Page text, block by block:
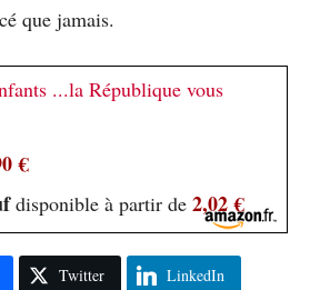
que jamais.
...la République vous
€
disponible à partir de 2,02 €
Twitter LinkedIn